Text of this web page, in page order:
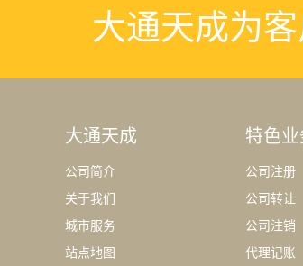
大通天成为
大通天成
公司简介
关于我们
城市服务
站点地图
特色业
公司注册
公司转让
公司注销
代理记账